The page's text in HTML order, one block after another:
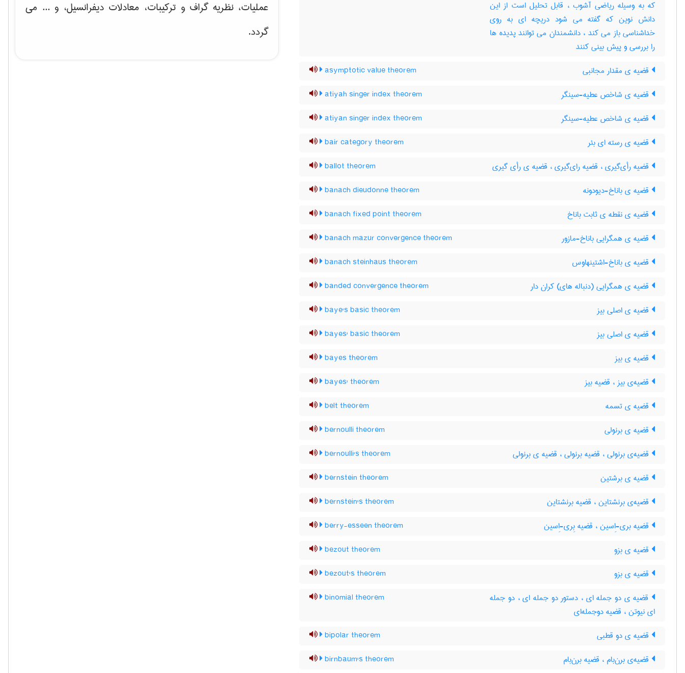
که به وسیله ریاضی آشوب ، قابل تحلیل است از این
دانش نوین که گفته می شود دریچه ای به روی
خداشناسی باز می کند ، دانشمندان می توانند پدیده ها
را بررسی و پیش بینی کنند
قضیه ی مقدار مجانبی asymptotic value theorem
قضیه ی شاخص عطیه-سینگر atiyah singer index theorem
قضیه ی شاخص عطیه-سینگر atiyan singer index theorem
قضیه ی رسته ای بئر bair category theorem
قضیه رأی‌گیری ، قضیه رای‌گیری ، قضیه ی رأی گیری ballot theorem
قضیه ی باناخ-دیودونه banach dieudonne theorem
قضیه ی نقطه ی ثابت باناخ banach fixed point theorem
قضیه ی همگرایی باناخ-مازور banach mazur convergence theorem
قضیه ی باناخ-اشتینهاوس banach steinhaus theorem
قضیه ی همگرایی (دنباله های) کران دار banded convergence theorem
قضیه ی اصلی بیز baye's basic theorem
قضیه ی اصلی بیز bayes' basic theorem
قضیه ی بیز bayes theorem
قضیه‌ی بیز ، قضیه بیز bayes' theorem
قضیه ی تسمه belt theorem
قضیه ی برنولی bernoulli theorem
قضیه‌ی برنولی ، قضیه برنولی ، قضیه ی برنولی bernoulli's theorem
قضیه ی برشتین bernstein theorem
قضیه‌ی برنشتاین ، قضیه برنشتاین bernstein's theorem
قضیه بری-اِسین ، قضیه بِری-اِسین berry-esseen theorem
قضیه ی بزو bezout theorem
قضیه ی بزو bezout's theorem
قضیه ی دو جمله ای ، دستور دو جمله ای ، دو جمله
ای نیوتن ، قضیه دوجمله‌ای
binomial theorem
قضیه ی دو قطبی bipolar theorem
قضیه‌ی برن‌بام ، قضیه برن‌بام birnbaum's theorem
عملیات، نظریه گراف و تركیبات، معادلات دیفرانسیل، و ... می
گردد.